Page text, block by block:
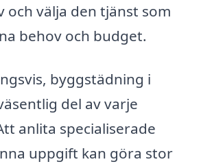
välja den tjänst som
behov och budget.
byggstädning i
del av varje
anlita specialiserade
uppgift kan göra stor